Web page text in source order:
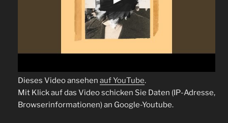
Dieses Video ansehen auf YouTube.
Mit Klick auf das Video schicken Sie Daten (IP-Adresse,
Browserinformationen) an Google-Youtube.